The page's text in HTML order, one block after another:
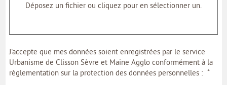
Déposez un fichier ou cliquez pour en sélectionner un.
J'accepte que mes données soient enregistrées par le service
Urbanisme de Clisson Sèvre et Maine Agglo conformément à la
règlementation sur la protection des données personnelles : *